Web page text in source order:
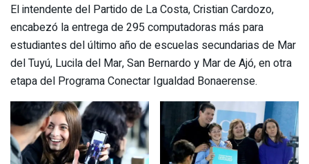
El intendente del Partido de La Costa, Cristian Cardozo,
encabezó la entrega de 295 computadoras más para
estudiantes del último año de escuelas secundarias de Mar
del Tuyú, Lucila del Mar, San Bernardo y Mar de Ajó, en otra
etapa del Programa Conectar Igualdad Bonaerense.